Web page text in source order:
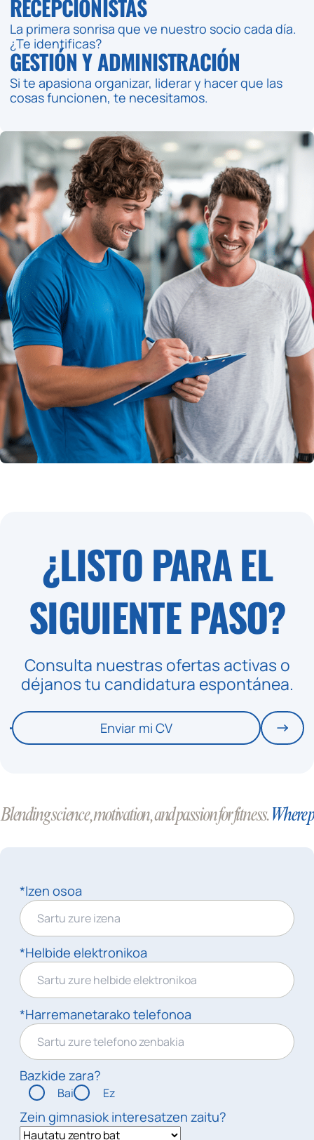
RECEPCIONISTAS
La primera sonrisa que ve nuestro socio cada día.
¿Te identificas?
GESTIÓN Y ADMINISTRACIÓN
Si te apasiona organizar, liderar y hacer que las
cosas funcionen, te necesitamos.
¿LISTO PARA EL
SIGUIENTE PASO?
Consulta nuestras ofertas activas o
déjanos tu candidatura espontánea.
Enviar mi CV
Blending science, motivation, and passion for fitness.Where
*Izen osoa
*Helbide elektronikoa
*Harremanetarako telefonoa
Bazkide zara?
Bai Ez
Zein gimnasiok interesatzen zaitu?